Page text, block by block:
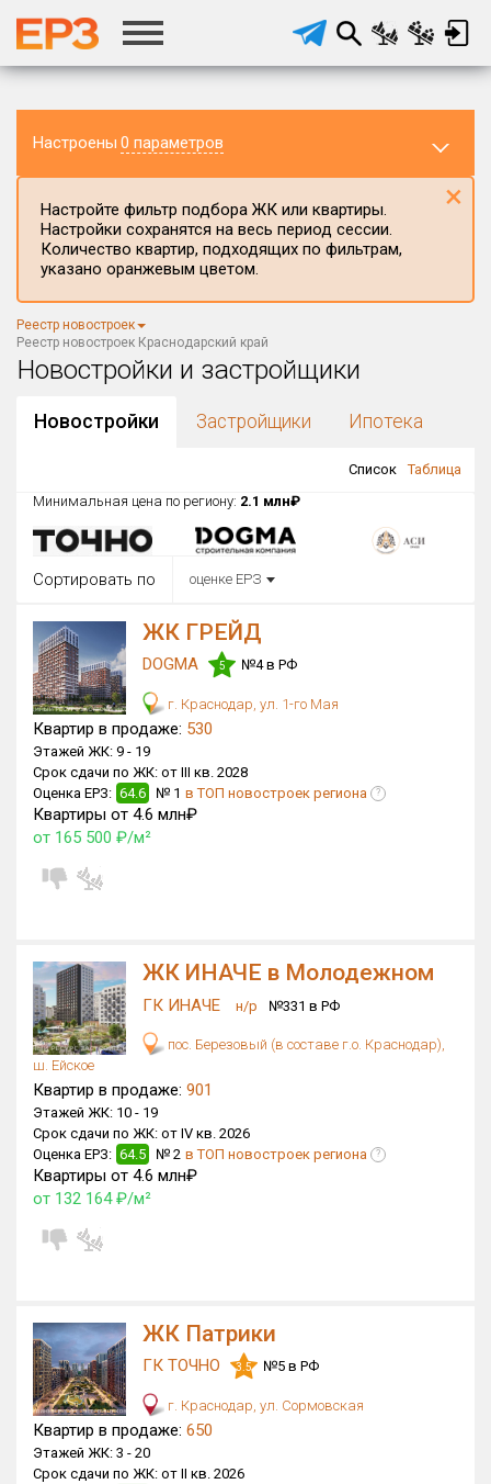
Настроены 0 параметров
Краснодарский край
Район в регионе
Все
Район в городе
Цена
от
Общая площадь, м²
от
Срок сдачи
от
Только новые
Оценка ЕРЗ ЖК
от
с продажами
Рейтинг ЕРЗ
Многоквартирных домов
Блокированных домов
Домов с апартаментами
Поселков таунхаусов
Многоквартирных домов
Настройте фильтр подбора ЖК или квартиры.
Настройки сохранятся на весь период сессии.
Количество квартир, подходящих по фильтрам,
указано оранжевым цветом.
×
Реестр новостроек
Реестр новостроек Краснодарский край
Новостройки и застройщики
Новостройки Застройщики Ипотека
Список
Таблица
Минимальная цена по региону: 2.1 млн₽
Сортировать по оценке ЕРЗ
ЖК ГРЕЙД
DOGMA 5 №4 в РФ
г. Краснодар, ул. 1-го Мая
Квартир в продаже: 530
Этажей ЖК: 9 - 19
Срок сдачи по ЖК: от III кв. 2028
Оценка ЕРЗ: 64.6 № 1 в ТОП новостроек региона ?
Квартиры от 4.6 млн₽
от 165 500 ₽/м²
ЖК ИНАЧЕ в Молодежном
ГК ИНАЧЕ н/р №331 в РФ
пос. Березовый (в составе г.о. Краснодар),
ш. Ейское
Квартир в продаже: 901
Этажей ЖК: 10 - 19
Срок сдачи по ЖК: от IV кв. 2026
Оценка ЕРЗ: 64.5 № 2 в ТОП новостроек региона ?
Квартиры от 4.6 млн₽
от 132 164 ₽/м²
ЖК Патрики
ГК ТОЧНО 3.5 №5 в РФ
г. Краснодар, ул. Сормовская
Квартир в продаже: 650
Этажей ЖК: 3 - 20
Срок сдачи по ЖК: от II кв. 2026